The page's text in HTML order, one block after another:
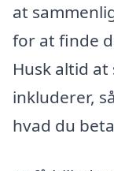
at
for at finde
Husk altid
inkluderer,
hvad du